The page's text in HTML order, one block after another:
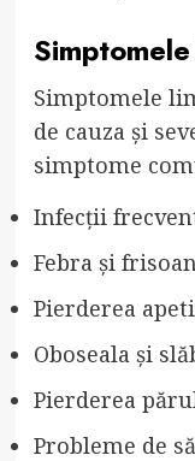
Simptomele
de cauza și
simptome
Infecții
Febra și
Pierderea
Oboseala și
Pierderea
Probleme de